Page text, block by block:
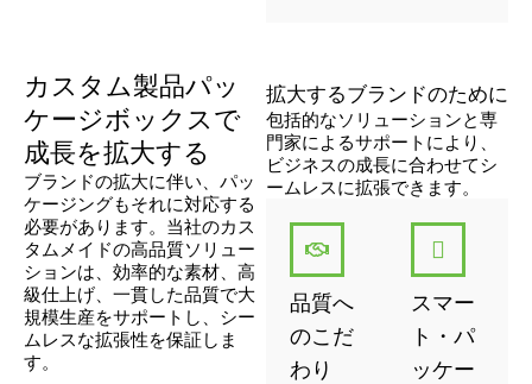
カスタム製品パッ
ケージボックスで
成長を拡大する
ブランドの拡大に伴い、パッ
ケージングもそれに対応する
必要があります。当社のカス
タムメイドの高品質ソリュー
ションは、効率的な素材、高
級仕上げ、一貫した品質で大
規模生産をサポートし、シー
ムレスな拡張性を保証しま
す。
拡大するブランドのために
包括的なソリューションと専
門家によるサポートにより、
ビジネスの成長に合わせてシ
ームレスに拡張できます。
品質へ
のこだ
わり
スマー
ト・パ
ッケー